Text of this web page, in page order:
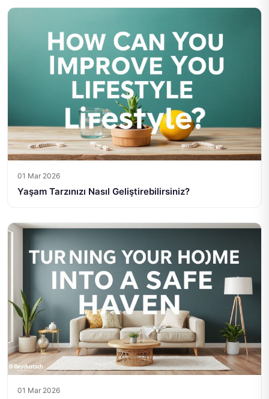
01 Mar 2026
Yaşam Tarzınızı Nasıl Geliştirebilirsiniz?
01 Mar 2026